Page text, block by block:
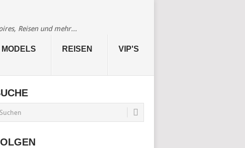
Reisen und mehr...
MODELS REISEN VIP'S